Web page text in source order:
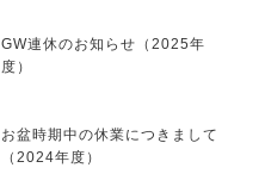
GW連休のお知らせ（2025年
度）
お盆時期中の休業につきまして
（2024年度）